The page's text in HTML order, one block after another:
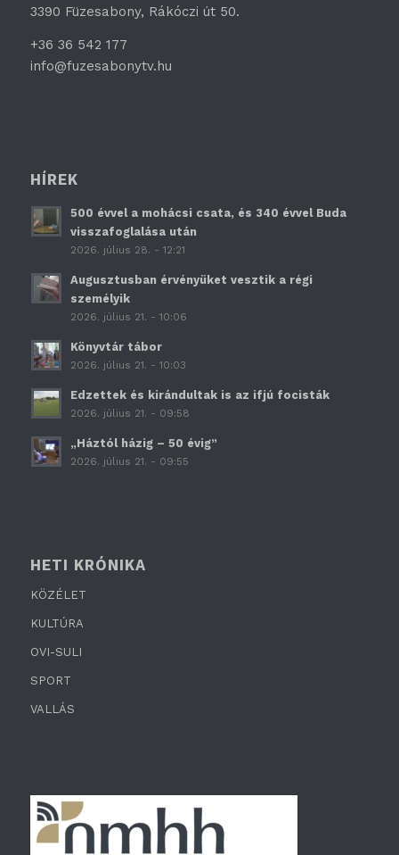
3390 Füzesabony, Rákóczi út 50.
+36 36 542 177
info@fuzesabonytv.hu
HÍREK
500 évvel a mohácsi csata, és 340 évvel Buda
visszafoglalása után
2026. július 28. - 12:21
Augusztusban érvényüket vesztik a régi
személyik
2026. július 21. - 10:06
Könyvtár tábor
2026. július 21. - 10:03
Edzettek és kirándultak is az ifjú focisták
2026. július 21. - 09:58
„Háztól házig – 50 évig”
2026. július 21. - 09:55
HETI KRÓNIKA
KÖZÉLET
KULTÚRA
OVI-SULI
SPORT
VALLÁS